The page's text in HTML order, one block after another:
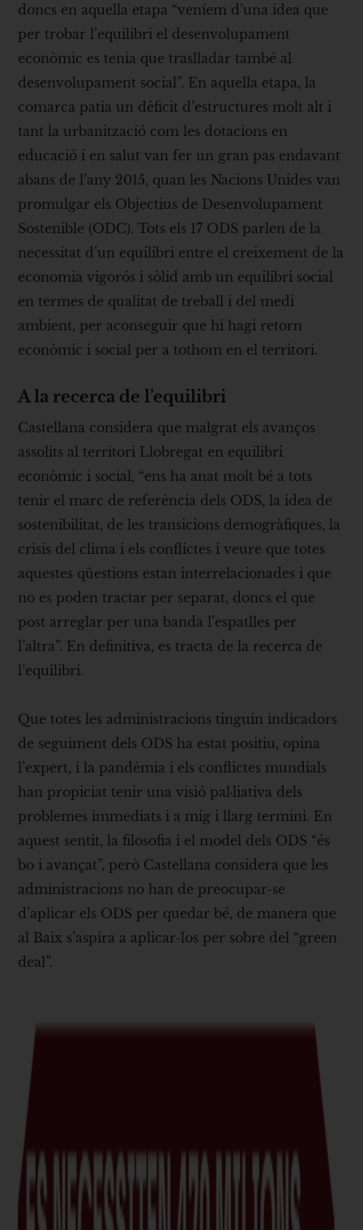
doncs en aquella etapa “veníem d’una idea que
per trobar l’equilibri el desenvolupament
econòmic es tenia que traslladar també al
desenvolupament social”. En aquella etapa, la
comarca patia un dèficit d’estructures molt alt i
tant la urbanització com les dotacions en
educació i en salut van fer un gran pas endavant
abans de l’any 2015, quan les Nacions Unides van
promulgar els Objectius de Desenvolupament
Sostenible (ODC). Tots els 17 ODS parlen de la
necessitat d’un equilibri entre el creixement de la
economia vigorós i sòlid amb un equilibri social
en termes de qualitat de treball i del medi
ambient, per aconseguir que hi hagi retorn
econòmic i social per a tothom en el territori.
A la recerca de l’equilibri
Castellana considera que malgrat els avanços
assolits al territori Llobregat en equilibri
econòmic i social, “ens ha anat molt bé a tots
tenir el marc de referència dels ODS, la idea de
sostenibilitat, de les transicions demogràfiques, la
crisis del clima i els conflictes i veure que totes
aquestes qüestions estan interrelacionades i que
no es poden tractar per separat, doncs el que
post arreglar per una banda l’espatlles per
l’altra”. En definitiva, es tracta de la recerca de
l’equilibri.
Que totes les administracions tinguin indicadors
de seguiment dels ODS ha estat positiu, opina
l’expert, i la pandèmia i els conflictes mundials
han propiciat tenir una visió pal·liativa dels
problemes immediats i a mig i llarg termini. En
aquest sentit, la filosofia i el model dels ODS “és
bo i avançat”, però Castellana considera que les
administracions no han de preocupar-se
d’aplicar els ODS per quedar bé, de manera que
al Baix s’aspira a aplicar-los per sobre del “green
deal”.